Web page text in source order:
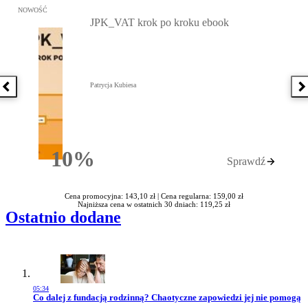
Poprzednia książka
Przejdź do: JPK_VAT krok po kroku ebook, Patrycja Kubiesa -
NOWOŚĆ
10%Rabatu
JPK_VAT krok po kroku ebook
Patrycja Kubiesa
Sprawdź
Cena promocyjna: 143,10 zł | Cena regularna: 159,00 zł
Najniższa cena w ostatnich 30 dniach: 119,25 zł
Ostatnio dodane
05:34
Przejdź do artykułu:
Co dalej z fundacją rodzinną? Chaotyczne zapowiedzi jej nie pomogą